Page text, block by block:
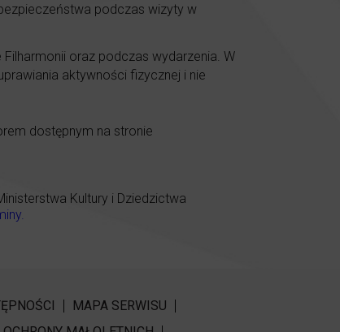
podczas wizyty w
oraz podczas wydarzenia. W
aktywności fizycznej i nie
dostępnym na stronie
Kultury i Dziedzictwa
MAPA SERWISU